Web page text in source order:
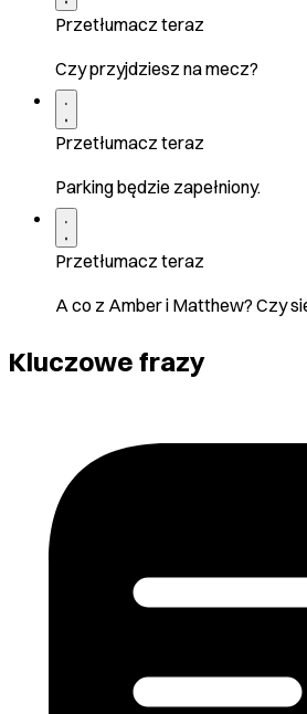
Przetłumacz teraz
Czy przyjdziesz na mecz?
Przetłumacz teraz
Parking będzie zapełniony.
Przetłumacz teraz
A co z Amber i Matthew? Czy
Kluczowe frazy